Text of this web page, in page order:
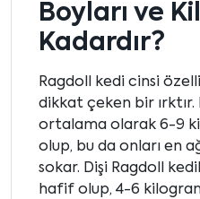
Boyları ve
Kadardır?
Ragdoll kedi cinsi
dikkat çeken bir
ortalama olarak 6-9
olup, bu da onları en
sokar. Dişi Ragdoll
hafif olup, 4-6